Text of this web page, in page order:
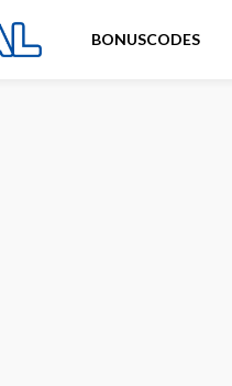
BONUSCODES